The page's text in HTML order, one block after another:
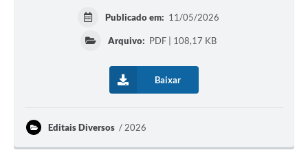
Publicado em: 11/05/2026
Arquivo: PDF | 108,17 KB
Baixar
Editais Diversos 2026